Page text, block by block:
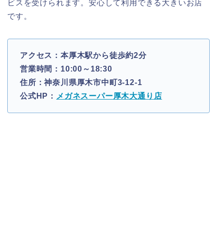
ビスを受けられます。安心して利用できる大きいお店
です。
アクセス：本厚木駅から徒歩約2分
営業時間：10:00～18:30
住所：神奈川県厚木市中町3-12-1
公式HP： メガネスーパー厚木大通り店